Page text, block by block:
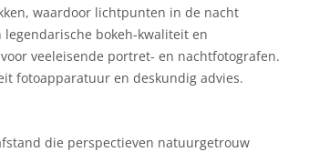
waardoor lichtpunten in de nacht
bokeh-kwaliteit en
veeleisende portret- en nachtfotografen.
fotoapparatuur en deskundig advies.
die perspectieven natuurgetrouw